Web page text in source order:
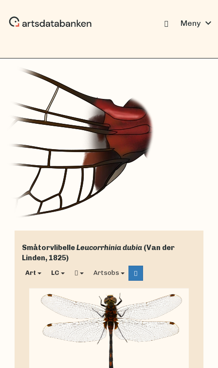
Meny expand_more
SmåtorvlibelleLeucorrhinia dubia (Van der
Linden, 1825)
Art LC Artsobs